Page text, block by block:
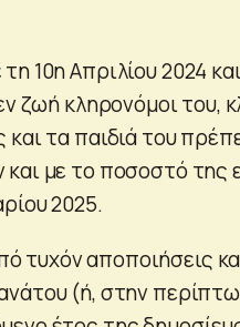
10η Απριλίου 2024
ζωή κληρονόμοι του,
τα παιδιά του
με το ποσοστό της
2025.
τυχόν αποποιήσεις
(ή, στην